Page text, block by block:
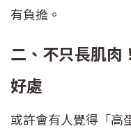
有負擔。
二、不只長肌肉
好處
或許會有人覺得「高